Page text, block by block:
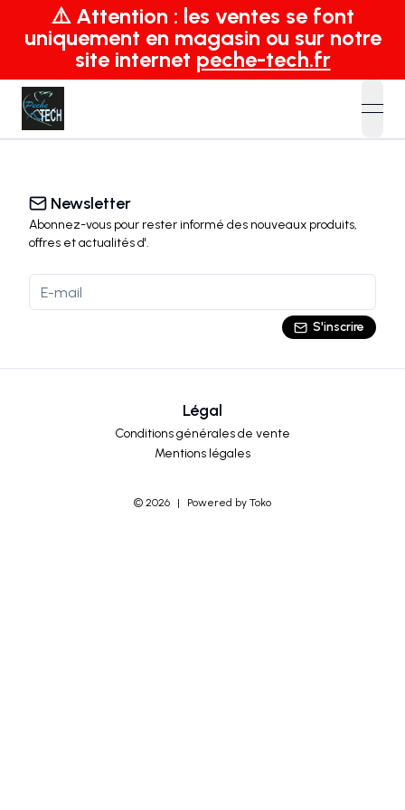
⚠️ Attention : les ventes se font
uniquement en magasin ou sur notre
site internet peche-tech.fr
Newsletter
Abonnez-vous pour rester informé des nouveaux produits,
offres et actualitésd'.
S'inscrire
Légal
Conditions générales de vente
Mentions légales
© 2026 | Powered by Toko